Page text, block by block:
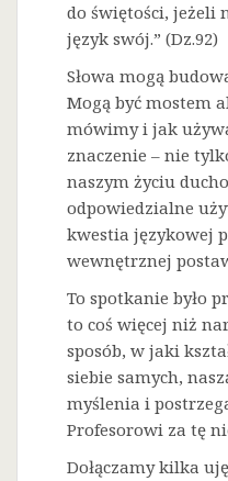
do świętości, jeżeli
język swój.” (Dz.92)
Słowa mogą
Mogą być mostem
mówimy i jak
znaczenie – nie
naszym życiu
odpowiedzialne
kwestia językowej
wewnętrznej
To spotkanie było
to coś więcej niż
sposób, w jaki
siebie samych,
myślenia i
Profesorowi za tę
Dołączamy kilka